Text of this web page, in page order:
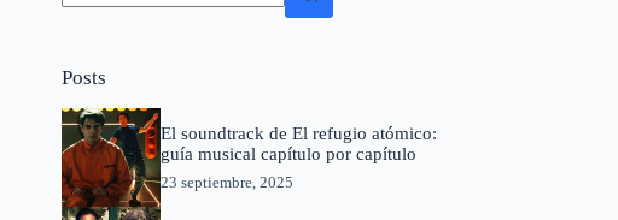
Posts
El soundtrack de El refugio atómico:
guía musical capítulo por capítulo
23 septiembre, 2025